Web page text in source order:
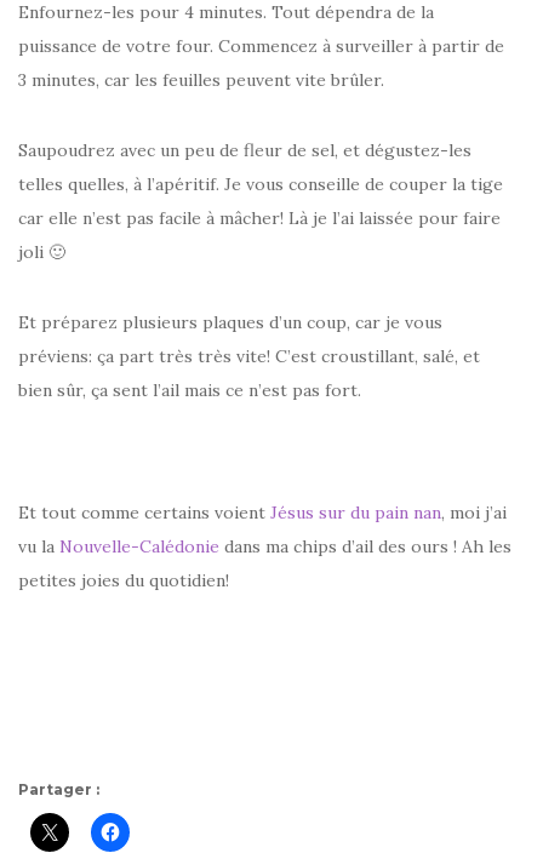
Enfournez-les pour 4 minutes. Tout dépendra de la
puissance de votre four. Commencez à surveiller à partir de
3 minutes, car les feuilles peuvent vite brûler.
Saupoudrez avec un peu de fleur de sel, et dégustez-les
telles quelles, à l’apéritif. Je vous conseille de couper la tige
car elle n’est pas facile à mâcher! Là je l’ai laissée pour faire
joli 🙂
Et préparez plusieurs plaques d’un coup, car je vous
préviens: ça part très très vite! C’est croustillant, salé, et
bien sûr, ça sent l’ail mais ce n’est pas fort.
Et tout comme certains voient Jésus sur du pain nan, moi j’ai
vu la Nouvelle-Calédonie dans ma chips d’ail des ours ! Ah les
petites joies du quotidien!
Partager :